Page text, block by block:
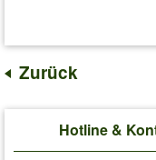
Zurück
Hotline &